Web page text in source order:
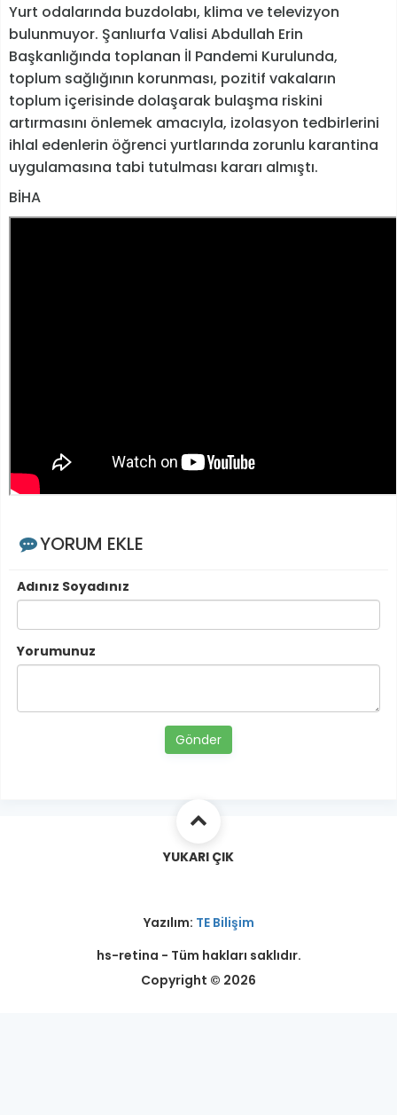
Yurt odalarında buzdolabı, klima ve televizyon
bulunmuyor. Şanlıurfa Valisi Abdullah Erin
Başkanlığında toplanan İl Pandemi Kurulunda,
toplum sağlığının korunması, pozitif vakaların
toplum içerisinde dolaşarak bulaşma riskini
artırmasını önlemek amacıyla, izolasyon tedbirlerini
ihlal edenlerin öğrenci yurtlarında zorunlu karantina
uygulamasına tabi tutulması kararı almıştı.
BİHA
YORUM EKLE
Adınız Soyadınız
Yorumunuz
Gönder
YUKARI ÇIK
Yazılım: TE Bilişim
hs-retina - Tüm hakları saklıdır.
Copyright © 2026